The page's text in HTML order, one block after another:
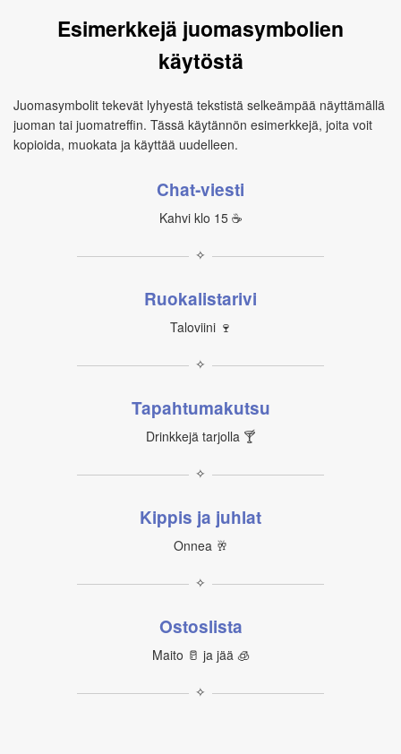
Esimerkkejä juomasymbolien
käytöstä
Juomasymbolit tekevät lyhyestä tekstistä selkeämpää näyttämällä
juoman tai juomatreffin. Tässä käytännön esimerkkejä, joita voit
kopioida, muokata ja käyttää uudelleen.
Chat‑viesti
Kahvi klo 15 ☕
✧
Ruokalistarivi
Taloviini 🍷
✧
Tapahtumakutsu
Drinkkejä tarjolla 🍸
✧
Kippis ja juhlat
Onnea 🥂
✧
Ostoslista
Maito 🥛 ja jää 🧊
✧